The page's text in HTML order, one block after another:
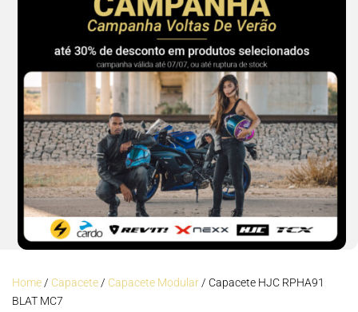
Home/ Capacete/ Capacete Modular/ Capacete HJC RPHA91
BLAT MC7